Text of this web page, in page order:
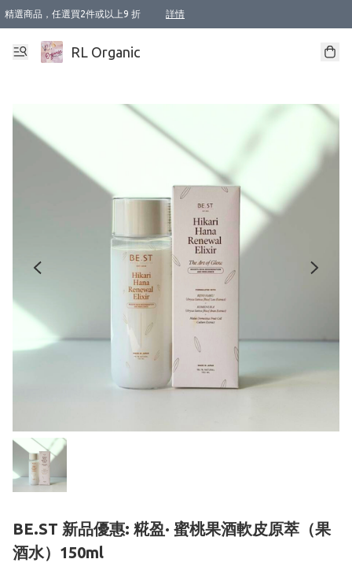
精選商品，任選買2件或以上9 折 詳情
XI周年優惠【新品自由選2件88折/3件85折】
XI周年優惠【Chakra 脈輪平衡自由選2件9折/3件85折/5件8折】
Florame 肌底自由選 2支9折 3支85折
XI周年優惠【蟲蟲退散 · 防衛結界﹞系列2件9折】
Sunki 任選2件95折
BIOFFICINA TOSCANA 任選2支9折 3支85折
Lamav 任選1件9折 2件85折
Mukti Organics 指定產品任選1件9折, 2件88折 3件85折
Intelligent Nutrients Skincare 任選2件9折
deodorant 任選2件88折
化妝品 任選2件95折
XI周年優惠【身心靈單品 任選2件9折/3件85折/5件8折】
XI周年優惠 【精油/香水 任選2件9折/3件85折/5件8折】
XI周年優惠【「關節到肌膚」全效養護 BODY OIL 組2件88折/3件85折】
XI周年優惠【夏日有機物理防曬套裝2件88折】
XI周年優惠【夏日潔面隨意選2件88折/3件85折】
XI周年優惠【逆齡奇蹟抗氧 11 自由選2件88折/3件85折/4件或以上8折】
新會員首次購物即享全單 95 折優惠！
成為VIP / VVIP 可享有生日月現金扣減獎賞優惠 !! 記得去賬户資料填上生日日期啦 !
選用順豐速運，滿$500 免運費
本地速遞 京東 送住宅/ 工商地址 $400 免運費
澳門訂單選用順豐速運，滿$800 免運費
RL Organic
BE.ST 新品優惠: 糀盈· 蜜桃果酒軟皮原萃（果
酒水）150ml